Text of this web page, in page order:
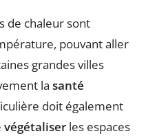
de chaleur sont
pouvant aller
grandes villes
la santé
doit également
végétaliser les espaces